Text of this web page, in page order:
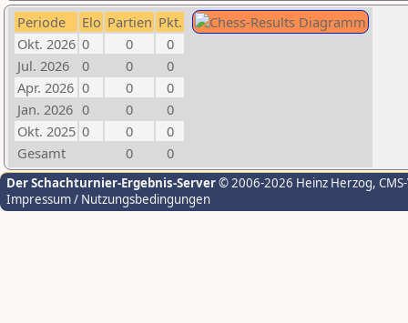
Periode Elo Partien Pkt.
Okt. 2026 0 0
0
Jul. 2026
0 0
0
Apr. 2026 0 0
0
Jan. 2026 0 0
0
Okt. 2025 0 0
0
Gesamt
0 0
Der Schachturnier-Ergebnis-Server© 2006-2026 Heinz Herzog,
Impressum / Nutzungsbedingungen